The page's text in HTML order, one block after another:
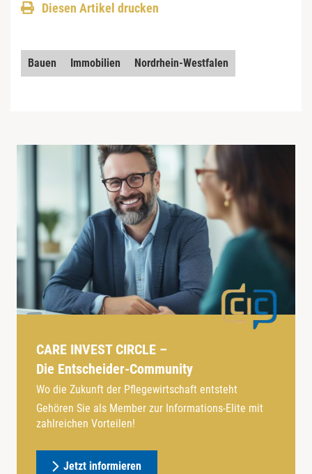
Diesen Artikel drucken
Bauen Immobilien Nordrhein-Westfalen
CARE INVEST CIRCLE –
Die Entscheider-Community
Wo die Zukunft der Pflegewirtschaft entsteht
Gehören Sie als Member zur Informations-Elite mit
zahlreichen Vorteilen!
Jetzt informieren